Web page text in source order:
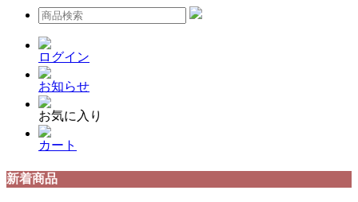
ログイン
お知らせ
お気に入り
カート
新着商品